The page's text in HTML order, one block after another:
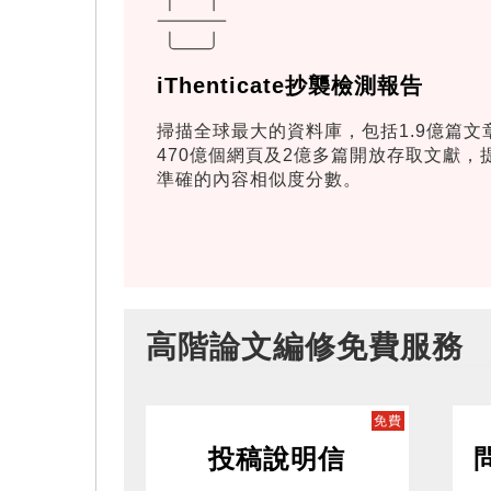
iThenticate抄襲檢測報告
掃描全球最大的資料庫，包括1.9億篇文
470億個網頁及2億多篇開放存取文獻，
準確的內容相似度分數。
高階論文編修免費服務
免費
投稿說明信